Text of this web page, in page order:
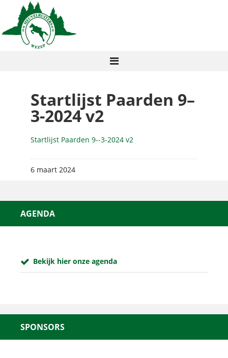
Startlijst Paarden 9–
3-2024 v2
Startlijst Paarden 9--3-2024 v2
6 maart 2024
AGENDA
Bekijk hier onze agenda
SPONSORS